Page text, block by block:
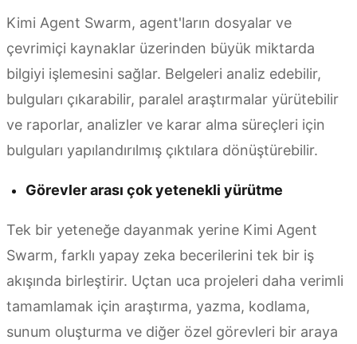
Kimi Agent Swarm, agent'ların dosyalar ve
çevrimiçi kaynaklar üzerinden büyük miktarda
bilgiyi işlemesini sağlar. Belgeleri analiz edebilir,
bulguları çıkarabilir, paralel araştırmalar yürütebilir
ve raporlar, analizler ve karar alma süreçleri için
bulguları yapılandırılmış çıktılara dönüştürebilir.
Görevler arası çok yetenekli yürütme
Tek bir yeteneğe dayanmak yerine Kimi Agent
Swarm, farklı yapay zeka becerilerini tek bir iş
akışında birleştirir. Uçtan uca projeleri daha verimli
tamamlamak için araştırma, yazma, kodlama,
sunum oluşturma ve diğer özel görevleri bir araya